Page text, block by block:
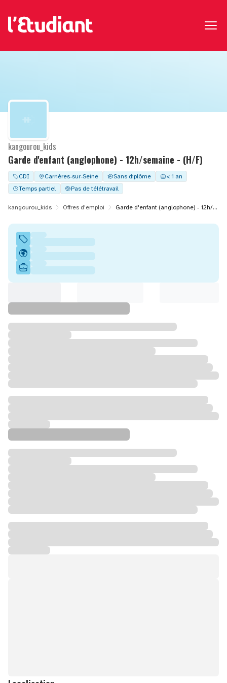
Garde d'enfant (anglophone) - 12h/semaine - (H/F)
kangourou_kids
CDI Carrières-sur-Seine Sans diplôme
< 1 an
Temps partiel
Pas de télétravail
kangourou_kids Offres d'emploi Garde d'enfant (anglophone) - 12h/semaine - (H/F)